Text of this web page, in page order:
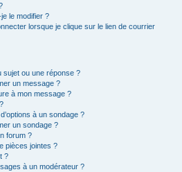
le modifier ?
lorsque je clique sur le lien de courrier
sujet ou une réponse ?
un message ?
à mon message ?
à un sondage ?
un sondage ?
forum ?
pièces jointes ?
?
à un modérateur ?